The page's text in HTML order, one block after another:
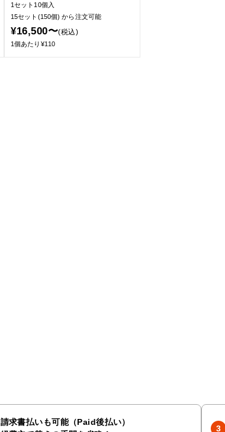
1セット10個入
15セット(150個)から注文可能
¥16,500〜(税込)
1個あたり¥110
請求書払いも可能（Paid後払い）